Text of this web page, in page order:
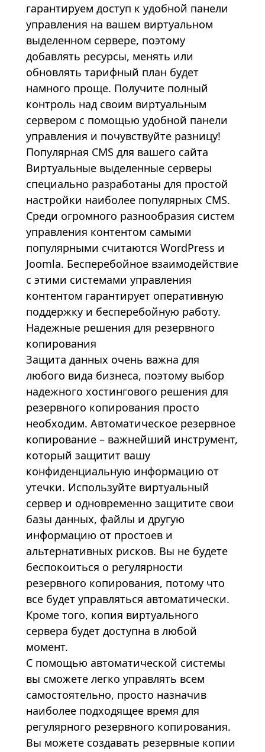
гарантируем доступ к удобной панели
управления на вашем виртуальном
выделенном сервере, поэтому
добавлять ресурсы, менять или
обновлять тарифный план будет
намного проще. Получите полный
контроль над своим виртуальным
сервером с помощью удобной панели
управления и почувствуйте разницу!
Популярная CMS для вашего сайта
Виртуальные выделенные серверы
специально разработаны для простой
настройки наиболее популярных CMS.
Среди огромного разнообразия систем
управления контентом самыми
популярными считаются WordPress и
Joomla. Бесперебойное взаимодействие
с этими системами управления
контентом гарантирует оперативную
поддержку и бесперебойную работу.
Надежные решения для резервного
копирования
Защита данных очень важна для
любого вида бизнеса, поэтому выбор
надежного хостингового решения для
резервного копирования просто
необходим. Автоматическое резервное
копирование – важнейший инструмент,
который защитит вашу
конфиденциальную информацию от
утечки. Используйте виртуальный
сервер и одновременно защитите свои
базы данных, файлы и другую
информацию от простоев и
альтернативных рисков. Вы не будете
беспокоиться о регулярности
резервного копирования, потому что
все будет управляться автоматически.
Кроме того, копия виртуального
сервера будет доступна в любой
момент.
С помощью автоматической системы
вы сможете легко управлять всем
самостоятельно, просто назначив
наиболее подходящее время для
регулярного резервного копирования.
Вы можете создавать резервные копии